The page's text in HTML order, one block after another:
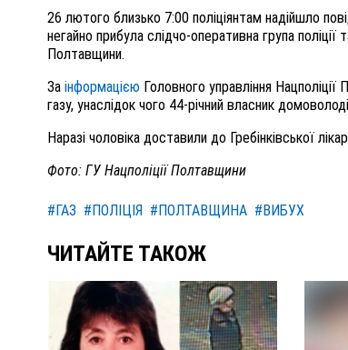
26 лютого близько 7:00 поліціянтам надійшло
негайно прибула слідчо-оперативна група
Полтавщини.
За інформацією Головного управління
газу, унаслідок чого 44-річний власник
Наразі чоловіка доставили до Гребінківської
Фото: ГУ Нацполіції Полтавщини
#ГАЗ #ПОЛІЦІЯ #ПОЛТАВЩИНА #ВИБУХ
ЧИТАЙТЕ ТАКОЖ